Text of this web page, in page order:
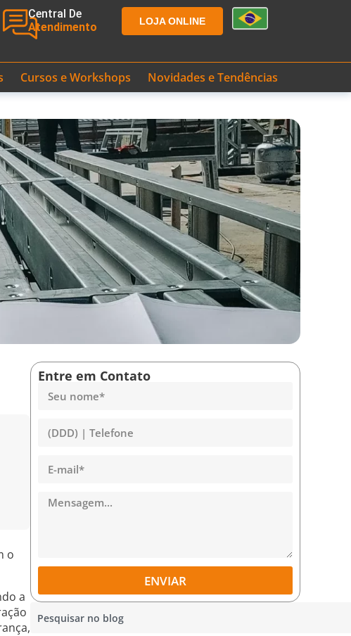
Central De
Atendimento
LOJA ONLINE
Cursos e Workshops Novidades e Tendências
o
a
Entre em Contato
ENVIAR